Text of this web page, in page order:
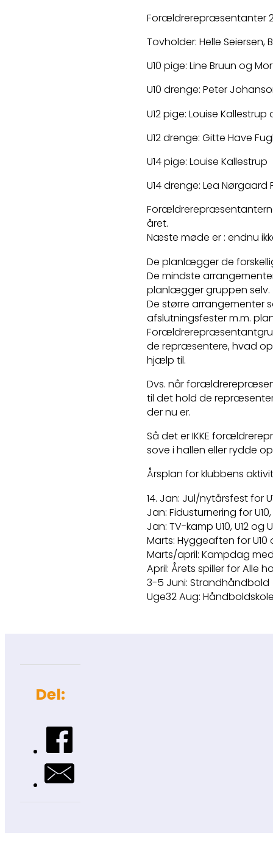
Forældrerepræsentanter
Tovholder: Helle Seiersen,
U10 pige: Line Bruun og
U10 drenge: Peter
U12 pige: Louise Kallestrup
U12 drenge: Gitte Have
U14 pige: Louise Kallestrup
U14 drenge: Lea Nørgaard
året.
Næste møde er : endnu
De planlægger de
De mindste
planlægger gruppen selv.
De større arrangementer
afslutningsfester m.m.
de repræsentere, hvad
hjælp til.
Dvs. når
til det hold de
der nu er.
Så det er IKKE
sove i hallen eller rydde
Årsplan for klubbens
14. Jan: Jul/nytårsfest for
Jan: Fidusturnering for U10,
Jan: TV-kamp U10, U12 og
Marts: Hyggeaften for U10
Marts/april: Kampdag
April: Årets spiller for Alle
3-5 Juni: Strandhåndbold
Uge32 Aug:
Del: